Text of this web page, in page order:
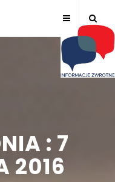
: 7
2016